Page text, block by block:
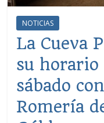
NOTICIAS
La Cueva
su horario
sábado
Romería